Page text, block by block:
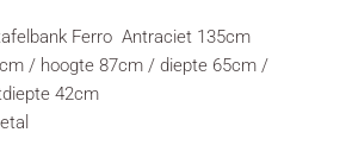
Ferro Antraciet 135cm
/ hoogte 87cm / diepte 65cm /
42cm